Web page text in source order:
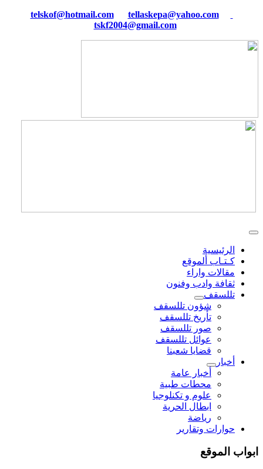
tellaskepa@yahoo.com
tskf2004@gmail.com
الرئيسية
كـتـاب ألموقع
مقالات واراء
ثقافة وادب وفنون
تللسقف
شؤون تللسقف
تأريخ تللسقف
صور تللسقف
عوائل تللسقف
قضايا شعبنا
أخبار
أخبار عامة
محطات طبية
علوم و تکنلوجیا
ابطال الحرية
رياضة
حوارات وتقارير
ابواب الموقع